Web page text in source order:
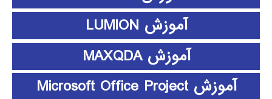
آموزش LUMION
آموزش MAXQDA
آموزش Microsoft Office Project